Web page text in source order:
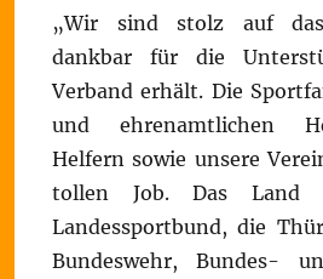
„Wir sind stolz auf
dankbar für die
Verband erhält. Die
und ehrenamtlichen
Helfern sowie unsere
tollen Job. Das Land
Landessportbund, die
Bundeswehr, Bundes-